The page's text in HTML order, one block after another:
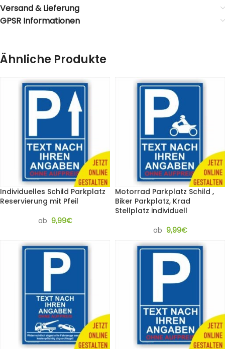
Versand & Lieferung
GPSR Informationen
Ähnliche Produkte
Individuelles Schild Parkplatz
Reservierung mit Pfeil
ab 9,99€
Motorrad Parkplatz Schild ,
Biker Parkplatz, Krad
Stellplatz individuell
ab 9,99€